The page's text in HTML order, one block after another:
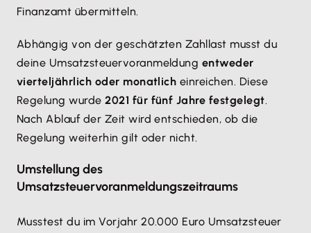
Finanzamt übermitteln.
Abhängig von der geschätzten Zahllast musst du
deine Umsatzsteuervoranmeldung entweder
vierteljährlich oder monatlich einreichen. Diese
Regelung wurde2021 für fünf Jahre festgelegt.
Nach Ablauf der Zeit wird entschieden, ob die
Regelung weiterhin gilt oder nicht.
Umstellung des
Umsatzsteuervoranmeldungszeitraums
Musstest du im Vorjahr 20.000 Euro Umsatzsteuer